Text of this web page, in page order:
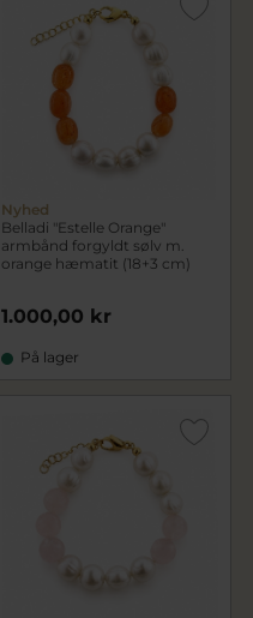
Nyhed
Belladi "Estelle Orange"
armbånd forgyldt sølv m.
orange hæmatit (18+3 cm)
1.000,00 kr
På lager